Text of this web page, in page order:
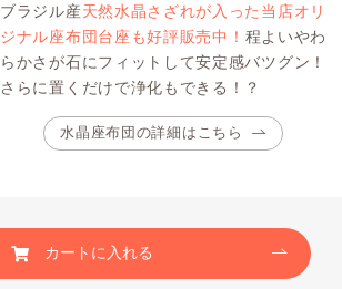
ブラジル産天然水晶さざれが入った当店オリ
ジナル座布団台座も好評販売中！ 程よいやわ
らかさが石にフィットして安定感バツグン！
さらに置くだけで浄化もできる！？
水晶座布団の詳細はこちら
カートに入れる